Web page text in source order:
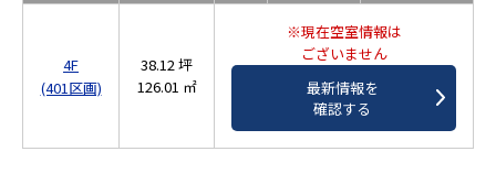
4F
(401区画)
38.12 坪
126.01 ㎡
※現在空室情報は
ございません
最新情報を
確認する